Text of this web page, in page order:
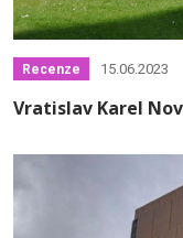
Recenze 15.06.2023
Vratislav Karel